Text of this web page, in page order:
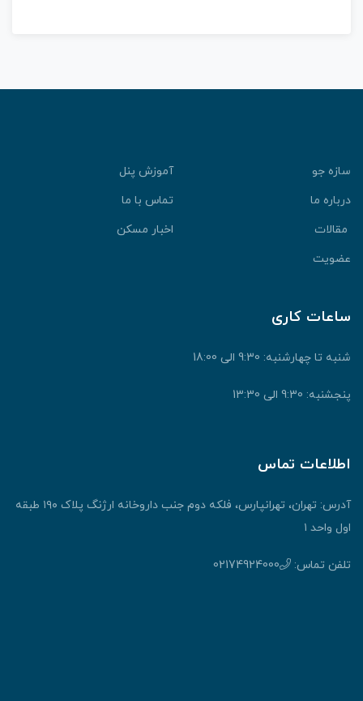
سازه جو
آموزش پنل
درباره ما
تماس با ما
مقالات
اخبار مسکن
عضویت
ساعات کاری
شنبه تا چهارشنبه: 9:30 الی 18:00
پنجشنبه: 9:30 الی 13:30
اطلاعات تماس
آدرس: تهران، تهرانپارس، فلکه دوم جنب داروخانه ارژنگ پلاک ۱۹۰ طبقه
اول واحد ۱
تلفن تماس: 02174924000